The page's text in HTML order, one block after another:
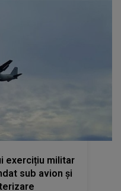
exercițiu militar
sub avion și